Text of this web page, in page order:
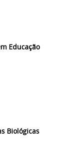
Duque
Educação
Biológicas